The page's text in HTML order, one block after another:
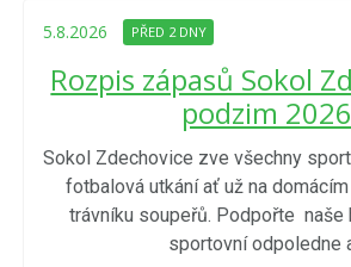
5.8.2026 PŘED 2 DNY
Rozpis zápasů Sokol
podzim 2026
Sokol Zdechovice zve všechny
fotbalová utkání ať už na
trávníku soupeřů. Podpořte naše
sportovní odpoledne